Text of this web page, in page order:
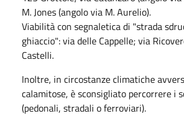
M. Jones (angolo via M. Aurelio).
Viabilità con segnaletica di "strada
ghiaccio": via delle Cappelle; via
Castelli.
Inoltre, in circostanze climatiche
calamitose, è sconsigliato percorrere i
(pedonali, stradali o ferroviari).